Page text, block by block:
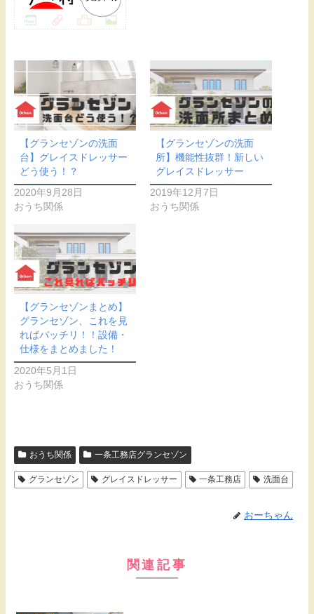
【グランセゾンの洗面
台】グレイスドレッサー
どう使う！？
2020年9月28日
おうち関係
【グランセゾンの洗面
所】機能性抜群！新しい
グレイスドレッサー
2019年12月7日
おうち関係
【グランセゾンまとめ】
グランセゾン、これを見
ればバッチリ！！設備・
仕様をまとめました！
2020年5月1日
おうち関係
おうち関係 一条工務店グランセゾン
グランセゾン グレイスドレッサー 一条工務店 洗面台
おーちゃん
関連記事